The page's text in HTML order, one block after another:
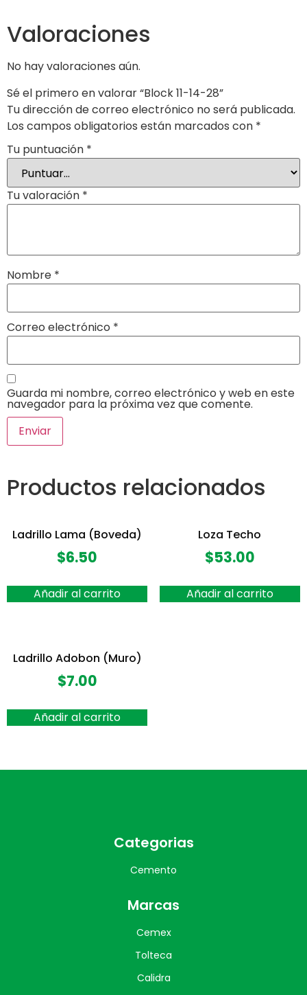
Valoraciones
No hay valoraciones aún.
Sé el primero en valorar “Block 11-14-28”
Tu dirección de correo electrónico no será publicada.
Los campos obligatorios están marcados con *
Tu puntuación *
Tu valoración *
Nombre *
Correo electrónico *
Guarda mi nombre, correo electrónico y web en este
navegador para la próxima vez que comente.
Productos relacionados
Ladrillo Lama (Boveda)
$6.50
Añadir al carrito
Loza Techo
$53.00
Añadir al carrito
Ladrillo Adobon (Muro)
$7.00
Añadir al carrito
Categorias
Cemento
Marcas
Cemex
Tolteca
Calidra